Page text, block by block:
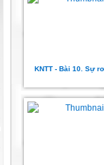
KNTT - Bài 10. Sự